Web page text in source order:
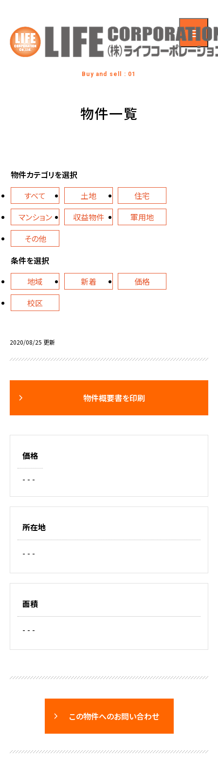
Buy and sell : 01
物件一覧
物件カテゴリを選択
すべて
土地
住宅
マンション
収益物件
軍用地
その他
条件を選択
地域
新着
価格
校区
2020/08/25 更新
物件概要書を印刷
価格
- - -
所在地
- - -
面積
- - -
この物件へのお問い合わせ